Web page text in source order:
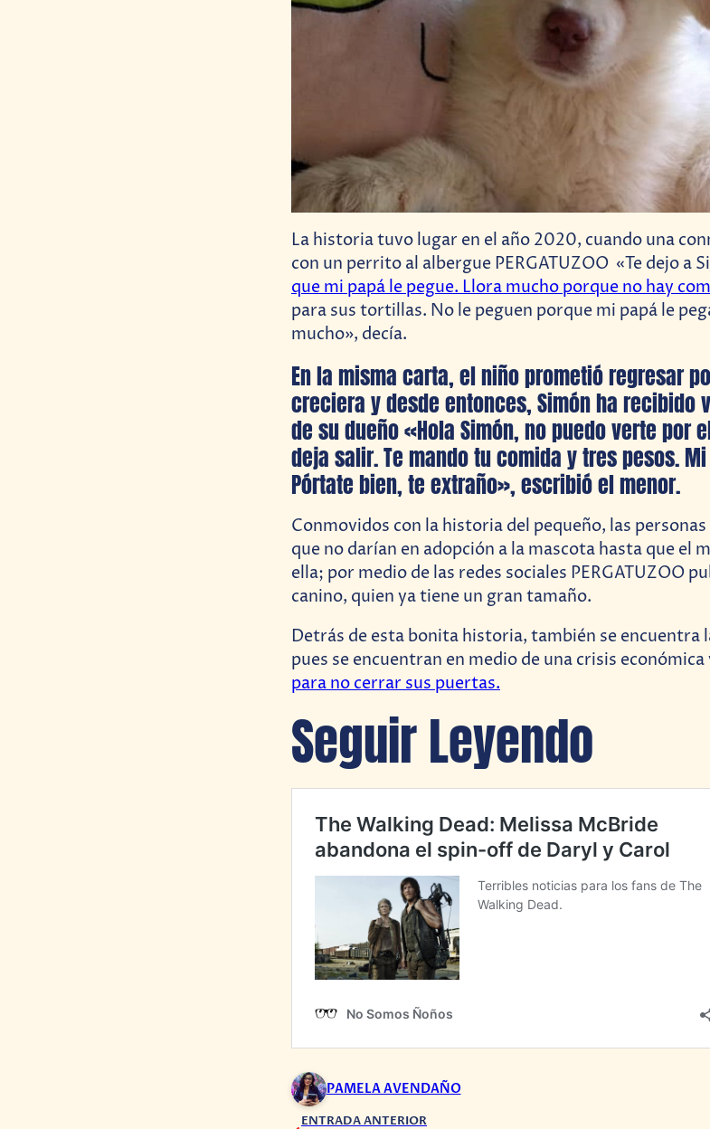
La historia tuvo lugar en el año 2020, cuando una
con un perrito al albergue PERGATUZOO «Te dejo a
que mi papá le pegue. Llora mucho porque no hay
para sus tortillas. No le peguen porque mi papá le
mucho», decía.
En la misma carta, el niño prometió regresar
creciera y desde entonces, Simón ha recibido
de su dueño «Hola Simón, no puedo verte por
deja salir. Te mando tu comida y tres pesos.
Pórtate bien, te extraño», escribió el menor.
Conmovidos con la historia del pequeño, las
que no darían en adopción a la mascota hasta que el
ella; por medio de las redes sociales PERGATUZOO
canino, quien ya tiene un gran tamaño.
Detrás de esta bonita historia, también se encuentra
pues se encuentran en medio de una crisis económica
para no cerrar sus puertas.
Seguir Leyendo
PAMELA AVENDAÑO
ENTRADA ANTERIOR